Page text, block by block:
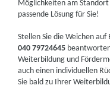
Möglichkeiten am
passende Lösung für Sie!
Stellen Sie die Weichen
040 79724645
Weiterbildung und
auch einen individuellen
Sie bald zu Ihrer